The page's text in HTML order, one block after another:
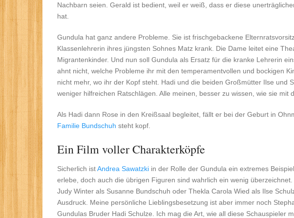
Nachbarn seien. Gerald ist bedient, weil er weiß, dass er diese
hat.
Gundula hat ganz andere Probleme. Sie ist frischgebackene
Klassenlehrerin ihres jüngsten Sohnes Matz krank. Die Dame leitet eine
Migrantenkinder. Und nun soll Gundula als Ersatz für die kranke Lehrerin
ahnt nicht, welche Probleme ihr mit den temperamentvollen und bockigen
nicht mehr, wo ihr der Kopf steht. Hadi und die beiden Großmütter Ilse und
weniger hilfreichen Ratschlägen. Alle meinen, besser zu wissen, wie sie mit
Als Hadi dann Rose in den Kreißsaal begleitet, fällt er bei der Geburt in
Familie Bundschuh steht kopf.
Ein Film voller Charakterköpfe
Sicherlich istAndrea Sawatzki in der Rolle der Gundula ein extremes
erlebe, doch auch die übrigen Figuren sind wahrlich ein wenig
Judy Winter als Susanne Bundschuh oder Thekla Carola Wied als Ilse
Ausdruck. Meine persönliche Lieblingsbesetzung ist aber immer noch
Gundulas Bruder Hadi Schulze. Ich mag die Art, wie all diese Schauspieler